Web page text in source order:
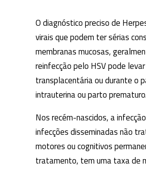
O diagnóstico preciso de
virais que podem ter sérias
membranas mucosas,
reinfecção pelo HSV pode
transplacentária ou durante o
intrauterina ou parto prematuro.
Nos recém-nascidos, a
infecções disseminadas não
motores ou cognitivos
tratamento, tem uma taxa de